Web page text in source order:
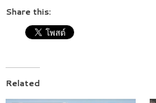
Share this:
Related